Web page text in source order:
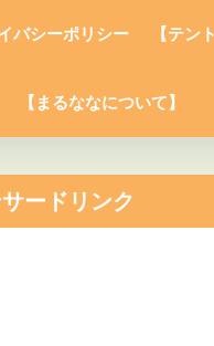
バシーポリシー 【テン
【まるななについて】
ードリンク